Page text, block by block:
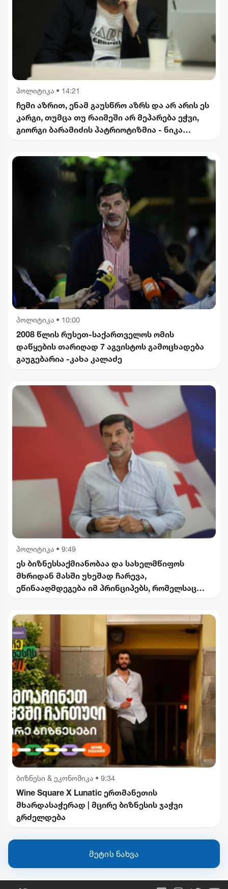
პოლიტიკა • 14:21
ჩემი აზრით, ენამ გაუსწრო აზრს და არ არის ეს
კარგი, თუმცა თუ რაიმეში არ მეპარება ეჭვი,
გიორგი ბარამიძის პატრიოტიზმია - ნიკა
პოლიტიკა • 10:00
2008 წლის რუსეთ-საქართველოს ომის
დაწყების თარიღად 7 აგვისტოს გამოცხადება
გაუგებარია -კახა კალაძე
პოლიტიკა • 9:49
ეს ბიზნესსაქმიანობაა და სახელმწიფოს
მხრიდან მასში უხეშად ჩარევა,
ეწინააღმდეგება იმ პრინციპებს, რომელსაც
"ინტერრაოს" დასანქცირებაზე
ბიზნესი & ეკონომიკა • 9:34
Wine Square X Lunatic ერთმანეთის
მხარდასაჭერად | მცირე ბიზნესის ჯაჭვი
გრძელდება
მეტის ნახვა